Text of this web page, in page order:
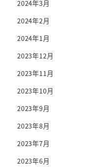
2024年3月
2024年2月
2024年1月
2023年12月
2023年11月
2023年10月
2023年9月
2023年8月
2023年7月
2023年6月